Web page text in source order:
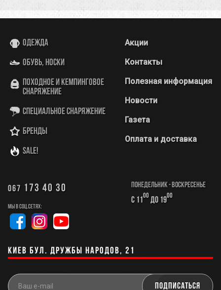
Одежда
Обувь, носки
Походное и кемпинговое
снаряжение
Специальное снаряжение
Бренды
SALE!
Акции
Контакты
Полезная информация
Новости
Газета
Оплата и доставка
067 173 40 30
Мы в соц.сетях:
Понедельник - Воскресенье
с 1100 до 1900
Киев бул. Дружбы Народов, 21